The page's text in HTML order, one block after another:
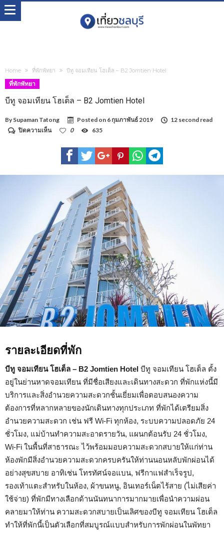
Home ที่พักพัทยา บีทู จอมเทียน โฮเต็ล – B2 Jomtien Hotel
ที่พักพัทยา
บีทู จอมเทียน โฮเต็ล – B2 Jomtien Hotel
By Supaman Tatong Posted on 6 กุมภาพันธ์ 2019
12 second read
ปิดความเห็นบน
จอม
0 635
รายละเอียดที่พัก
บีทู จอมเทียน โฮเต็ล – B2 Jomtien Hotel บีทู จอมเทียน โฮเต็ล ตั้ง
อยู่ในย่านหาดจอมเทียน ที่มีชื่อเสียงและเดินทางสะดวก ที่พักแห่งนี้มี
บริการและสิ่งอำนวยความสะดวกชั้นเยี่ยมเพื่อตอบสนองความ
ต้องการที่หลากหลายของนักเดินทางทุกประเภท ที่พักได้เตรียมสิ่ง
อำนวยความสะดวก เช่น ฟรี Wi-Fi ทุกห้อง, ระบบความปลอดภัย 24
ชั่วโมง, แม่บ้านทำความสะอาดรายวัน, แผนกต้อนรับ 24 ชั่วโมง,
Wi-Fi ในพื้นที่สาธารณะ ไว้พร้อมมอบความสะดวกสบายให้แก่ท่าน
ห้องพักมีสิ่งอำนวยความสะดวกครบครันให้ท่านนอนหลับพักผ่อนได้
อย่างสุขสบาย อาทิเช่น โทรทัศน์จอแบน, ฟรีกาแฟสำเร็จรูป,
รองเท้าแตะสำหรับในห้อง, ผ้าขนหนู, อินเทอร์เน็ตไร้สาย (ไม่เสียค่า
ใช้จ่าย) ที่พักมีทางเลือกด้านนันทนาการมากมายเพื่อนำความผ่อน
คลายมาให้ท่าน ความสะดวกสบายเป็นเลิศของบีทู จอมเทียน โฮเต็ล
ทำให้ที่พักนี้เป็นตัวเลือกที่สมบูรณ์แบบสำหรับการพักผ่อนในพัทยา